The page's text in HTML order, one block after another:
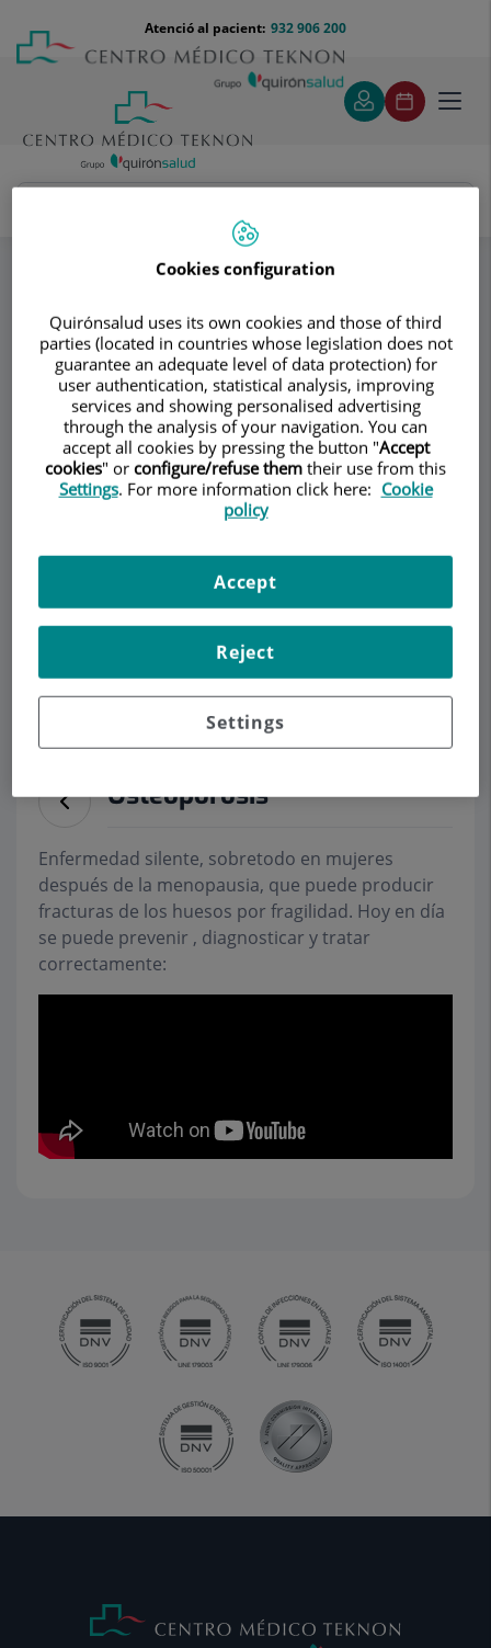
contingut
Menú
teléfono
cabecera
932 906 200
Atenció al pacient:
Dr. Juan Muñoz Ortego
Consultori
Dr. Juan Muñoz
Ortego
REUMATOLOGIA
Contacte
Horari
Demanar Cita
Osteoporosis
Enfermedad silente, sobretodo en mujeres
después de la menopausia, que puede producir
fracturas de los huesos por fragilidad. Hoy en día
se puede prevenir , diagnosticar y tratar
correctamente:
Cookies configuration
Quirónsalud uses its own cookies and those of third
parties (located in countries whose legislation does not
guarantee an adequate level of data protection) for
user authentication, statistical analysis, improving
services and showing personalised advertising
through the analysis of your navigation. You can
accept all cookies by pressing the button "Accept
cookies" or configure/refuse them their use from this
Settings. For more information click here: Cookie
policy
Settings
Reject
Accept